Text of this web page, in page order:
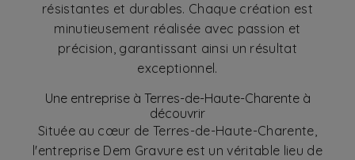
résistantes et durables. Chaque création est
minutieusement réalisée avec passion et
précision, garantissant ainsi un résultat
exceptionnel.
Une entreprise à Terres-de-Haute-Charente à
découvrir
Située au cœur de Terres-de-Haute-Charente,
l'entreprise Dem Gravure est un véritable lieu de